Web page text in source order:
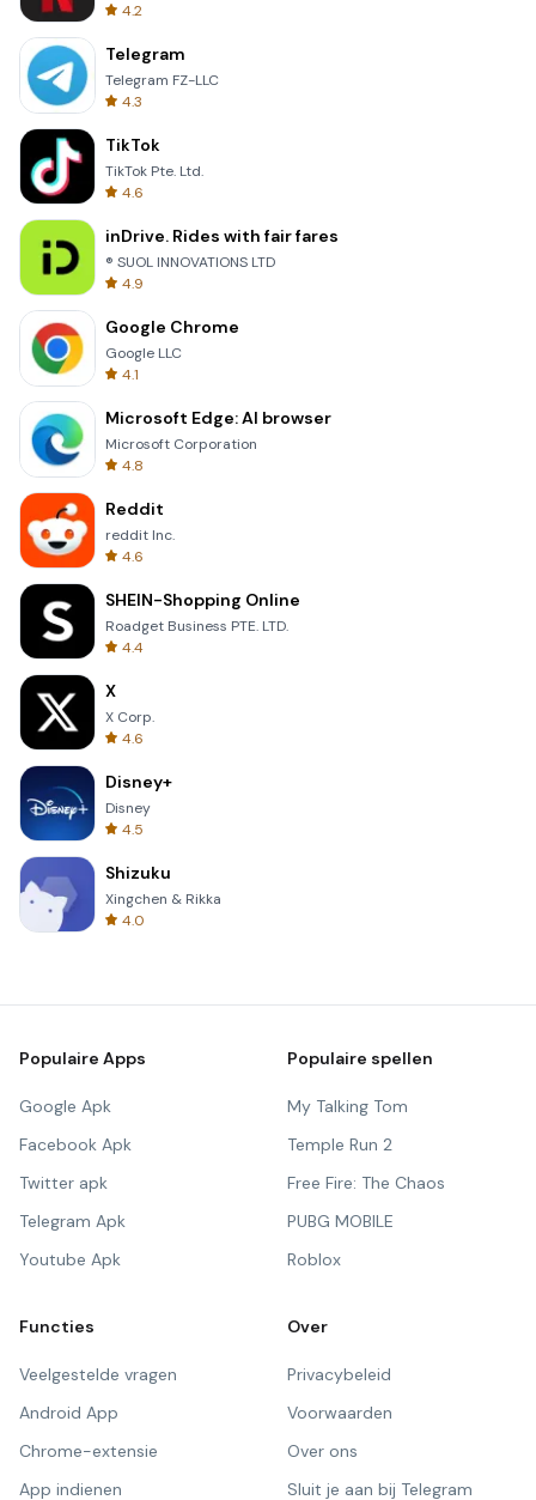
4.2
Telegram
Telegram FZ-LLC
4.3
TikTok
TikTok Pte. Ltd.
4.6
inDrive. Rides with fair fares
® SUOL INNOVATIONS LTD
4.9
Google Chrome
Google LLC
4.1
Microsoft Edge: AI browser
Microsoft Corporation
4.8
Reddit
reddit Inc.
4.6
SHEIN-Shopping Online
Roadget Business PTE. LTD.
4.4
X
X Corp.
4.6
Disney+
Disney
4.5
Shizuku
Xingchen & Rikka
4.0
Populaire Apps
Google Apk
Facebook Apk
Twitter apk
Telegram Apk
Youtube Apk
Populaire spellen
My Talking Tom
Temple Run 2
Free Fire: The Chaos
PUBG MOBILE
Roblox
Functies
Veelgestelde vragen
Android App
Chrome-extensie
App indienen
Over
Privacybeleid
Voorwaarden
Over ons
Sluit je aan bij Telegram